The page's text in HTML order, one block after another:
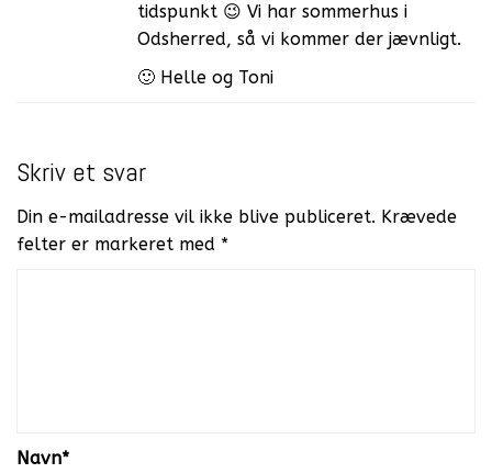
tidspunkt 😉 Vi har sommerhus i
Odsherred, så vi kommer der jævnligt.
🙂 Helle og Toni
Skriv et svar
Din e-mailadresse vil ikke blive publiceret. Krævede
felter er markeret med *
Navn*